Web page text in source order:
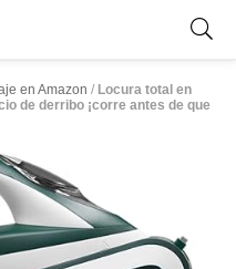
en Amazon / Locura total en
de derribo ¡corre antes de que